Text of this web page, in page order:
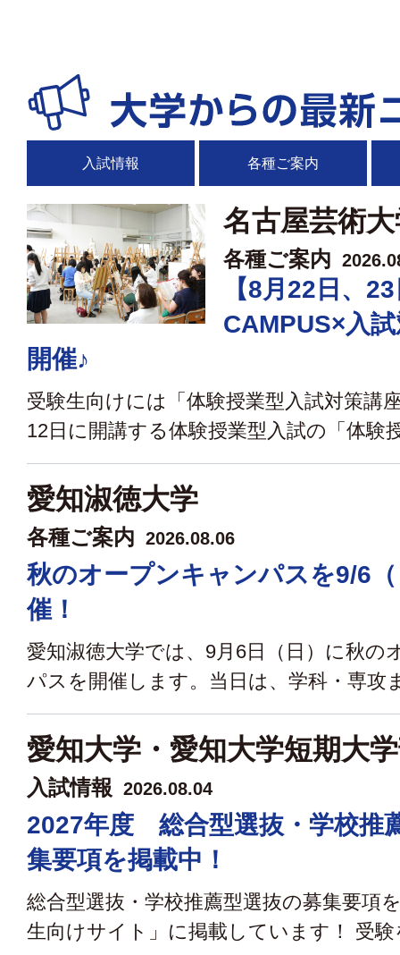
入試情報 各種ご案内
名古屋芸術
各種ご案内
【8月22日、
CAMPUS×入
開催♪
受験生向けには「体験授業型入試対策講
12日に開講する体験授業型入試の「体験
愛知淑徳大学
各種ご案内 2026.08.06
秋のオープンキャンパスを9/6
催！
愛知淑徳大学では、9月6日（日）に秋の
パスを開催します。当日は、学科・専攻
愛知大学・愛知大学短期大
入試情報 2026.08.04
2027年度 総合型選抜・学校推
集要項を掲載中！
総合型選抜・学校推薦型選抜の募集要項
生向けサイト」に掲載しています！ 受